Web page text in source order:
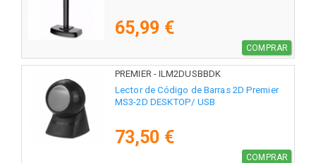
65,99 €
COMPRAR
PREMIER - ILM2DUSBBDK
Lector de Código de Barras 2D Premier
MS3-2D DESKTOP/ USB
73,50 €
COMPRAR